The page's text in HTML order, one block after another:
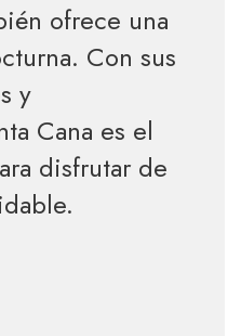
ofrece una
Con sus
y
Cana es el
disfrutar de